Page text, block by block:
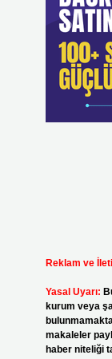
Reklam ve
Yasal Uyarı:
kurum veya
makaleler
haber niteliği